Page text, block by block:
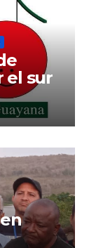
el sur